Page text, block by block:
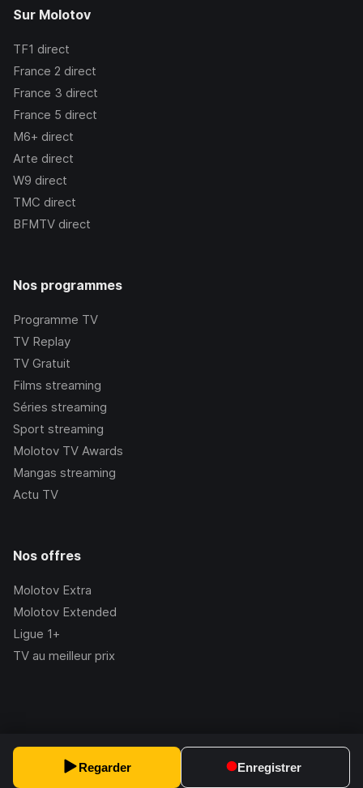
Regarder Enregistrer
Sur Molotov
TF1 direct
France 2 direct
France 3 direct
France 5 direct
M6+ direct
Arte direct
W9 direct
TMC direct
BFMTV direct
Nos programmes
Programme TV
TV Replay
TV Gratuit
Films streaming
Séries streaming
Sport streaming
Molotov TV Awards
Mangas streaming
Actu TV
Nos offres
Molotov Extra
Molotov Extended
Ligue 1+
TV au meilleur prix
2.228.1